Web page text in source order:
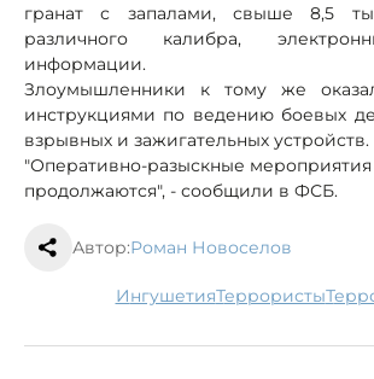
гранат с запалами, свыше 8,5
различного калибра,
информации.
Злоумышленники к тому же
инструкциями по ведению боевых
взрывных и зажигательных устройств.
"Оперативно-разыскные мероприятия
продолжаются", - сообщили в ФСБ.
Автор:Роман Новоселов
Ингушетия террористы